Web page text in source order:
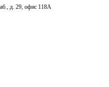
д. 29, офис 118А